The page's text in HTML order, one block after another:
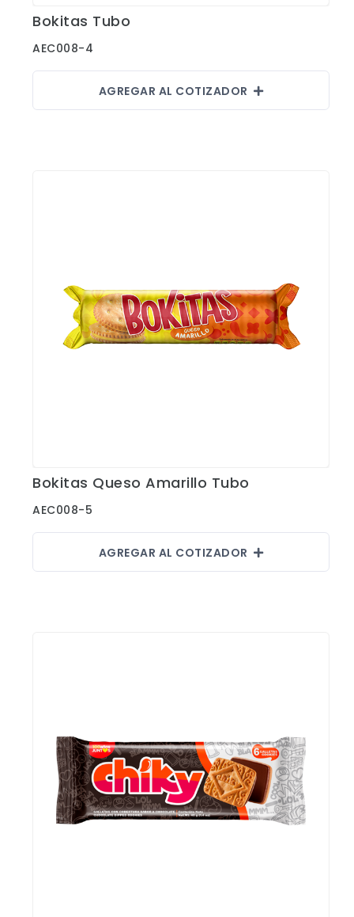
Bokitas Tubo
AEC008-4
AGREGAR AL COTIZADOR
Ver Detalles
Bokitas Queso Amarillo Tubo
AEC008-5
AGREGAR AL COTIZADOR